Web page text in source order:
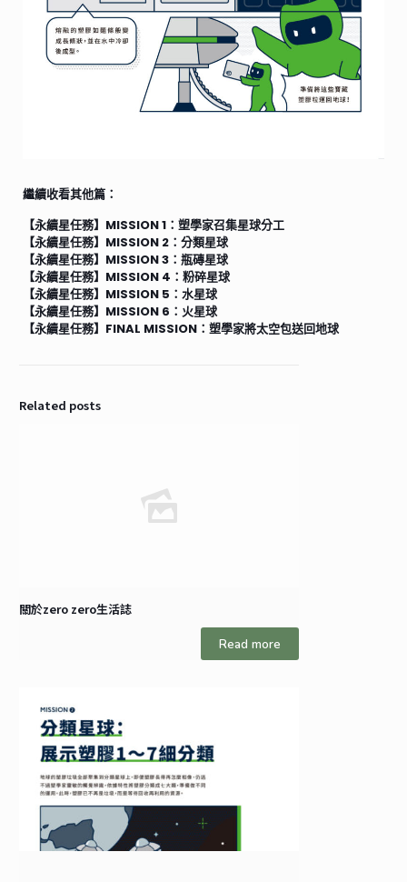
繼續收看其他篇：
【永續星任務】MISSION 1：塑學家召集星球分工
【永續星任務】MISSION 2：分類星球
【永續星任務】MISSION 3：瓶磚星球
【永續星任務】MISSION 4：粉碎星球
【永續星任務】MISSION 5：水星球
【永續星任務】MISSION 6：火星球
【永續星任務】FINAL MISSION：塑學家將太空包送回地球
Related posts
關於zero zero生活誌
Read more